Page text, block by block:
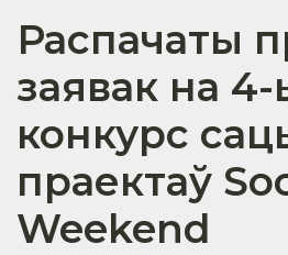
Распачаты
заявак на 4-
конкурс
праектаў
Weekend